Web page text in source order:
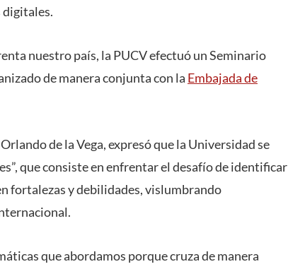
digitales.
nuestro país, la PUCV efectuó un Seminario
de manera conjunta con la Embajada de
Orlando de la Vega, expresó que la Universidad se
que consiste en enfrentar el desafío de identificar
fortalezas y debilidades, vislumbrando
que abordamos porque cruza de manera